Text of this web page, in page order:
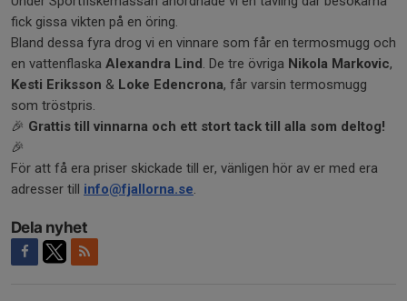
fick gissa vikten på en öring.
Bland dessa fyra drog vi en vinnare som får en termosmugg och
en vattenflaska Alexandra Lind. De tre övriga Nikola Markovic,
Kesti Eriksson & Loke Edencrona, får varsin termosmugg
som tröstpris.
🎉 Grattis till vinnarna och ett stort tack till alla som deltog!
🎉
För att få era priser skickade till er, vänligen hör av er med era
adresser till info@fjallorna.se.
Dela nyhet